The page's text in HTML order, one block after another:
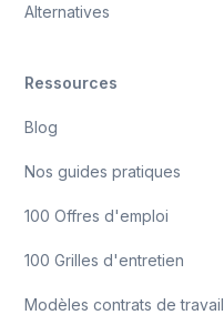
Alternatives
Ressources
Blog
Nos guides pratiques
100 Offres d'emploi
100 Grilles d'entretien
Modèles contrats de travail